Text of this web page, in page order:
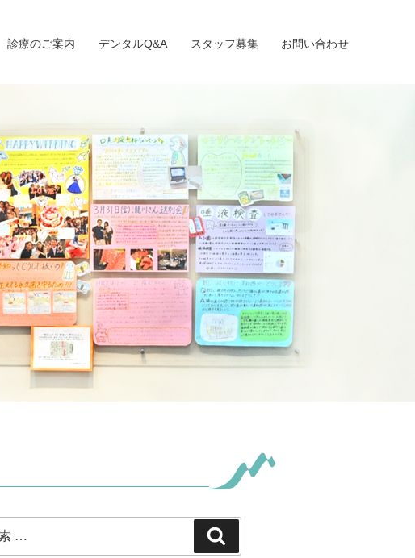
診療のご案内 デンタルQ&A スタッフ募集 お問い合わせ
索